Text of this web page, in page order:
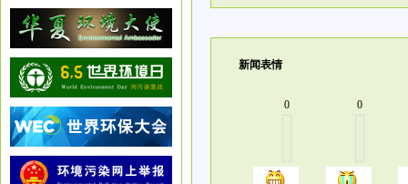
新闻表情
0 0